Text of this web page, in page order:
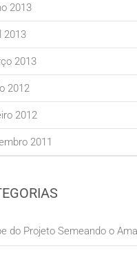
2013
2013
2013
2012
2012
2011
do Projeto Semeando o